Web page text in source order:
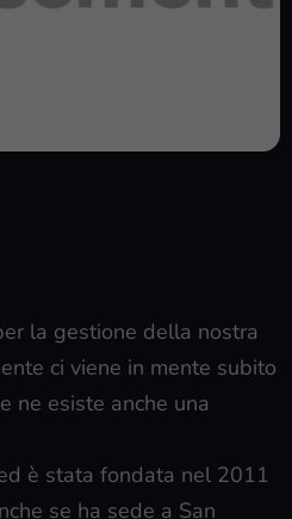
la gestione della nostra
ci viene in mente subito
ne esiste anche una
è stata fondata nel 2011
se ha sede a San